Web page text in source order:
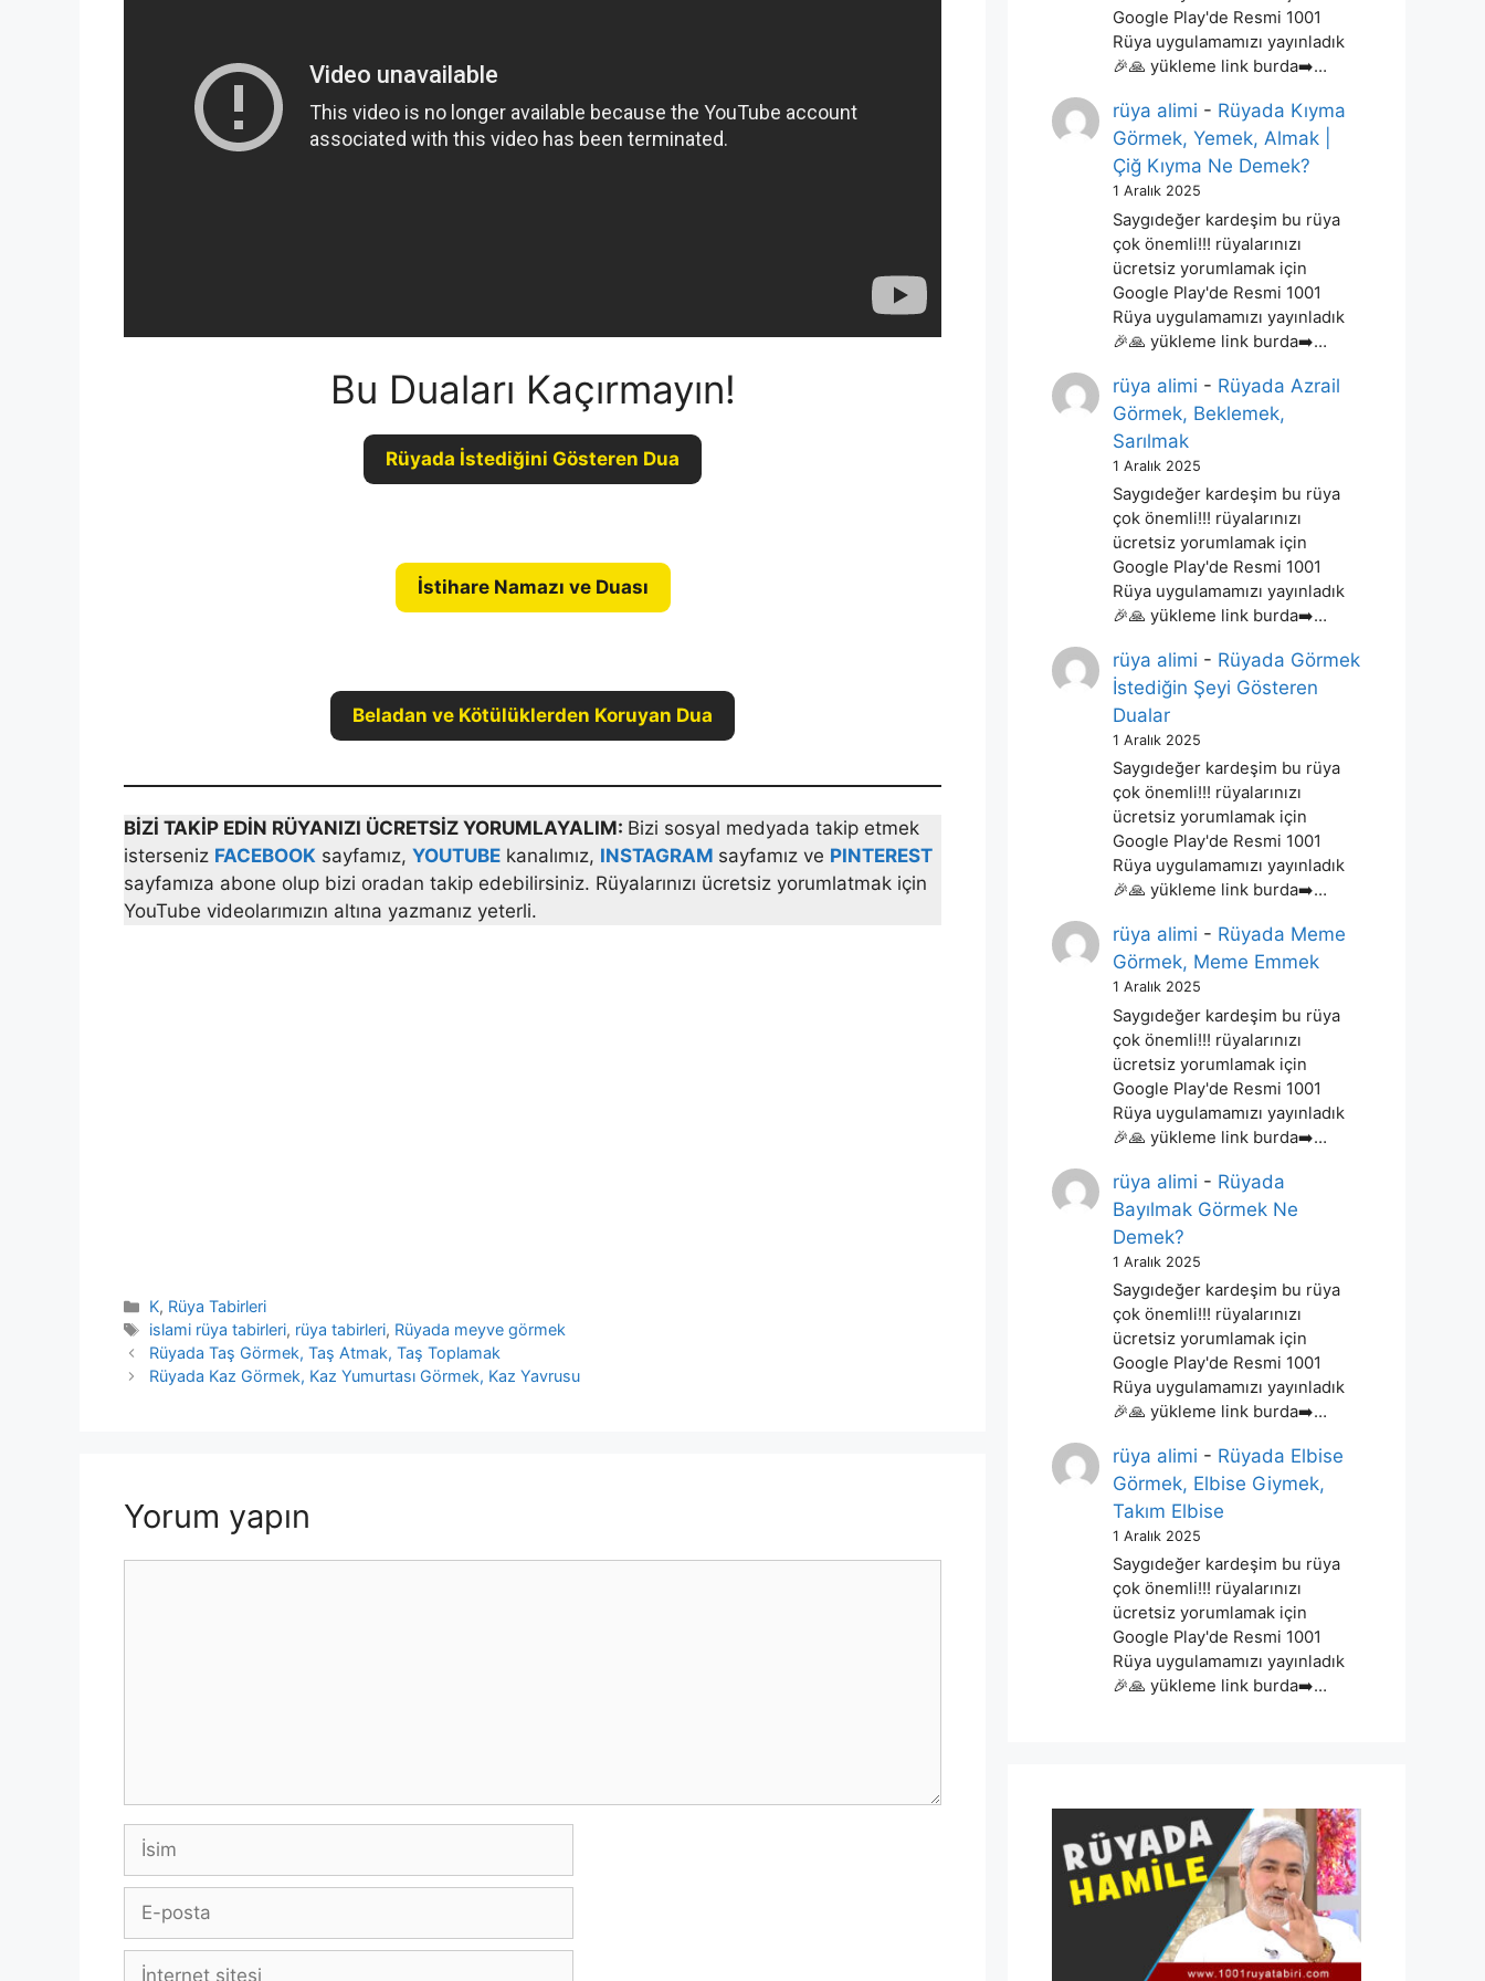
Bu Duaları Kaçırmayın!
Rüyada İstediğini Gösteren Dua
İstihare Namazı ve Duası
Beladan ve Kötülüklerden Koruyan Dua
BİZİ TAKİP EDİN RÜYANIZI ÜCRETSİZ YORUMLAYALIM: Bizi sosyal medyada takip etmek
isterseniz FACEBOOK sayfamız, YOUTUBE kanalımız, INSTAGRAM sayfamız ve PINTEREST
sayfamıza abone olup bizi oradan takip edebilirsiniz. Rüyalarınızı ücretsiz yorumlatmak için
YouTube videolarımızın altına yazmanız yeterli.
Kategoriler
K, Rüya Tabirleri
Etiketler
islami rüya tabirleri, rüya tabirleri, Rüyada meyve görmek
Rüyada Taş Görmek, Taş Atmak, Taş Toplamak
Rüyada Kaz Görmek, Kaz Yumurtası Görmek, Kaz Yavrusu
Yorum yapın
İsim
posta
İnternet
Google Play'de Resmi 1001
Rüya uygulamamızı yayınladık
🎉🙏 yükleme link burda➡️…
rüya alimi - Rüyada Kıyma
Görmek, Yemek, Almak |
Çiğ Kıyma Ne Demek?
1 Aralık 2025
Saygıdeğer kardeşim bu rüya
çok önemli!!! rüyalarınızı
ücretsiz yorumlamak için
Google Play'de Resmi 1001
Rüya uygulamamızı yayınladık
🎉🙏 yükleme link burda➡️…
rüya alimi - Rüyada Azrail
Görmek, Beklemek,
Sarılmak
1 Aralık 2025
Saygıdeğer kardeşim bu rüya
çok önemli!!! rüyalarınızı
ücretsiz yorumlamak için
Google Play'de Resmi 1001
Rüya uygulamamızı yayınladık
🎉🙏 yükleme link burda➡️…
rüya alimi - Rüyada Görmek
İstediğin Şeyi Gösteren
Dualar
1 Aralık 2025
Saygıdeğer kardeşim bu rüya
çok önemli!!! rüyalarınızı
ücretsiz yorumlamak için
Google Play'de Resmi 1001
Rüya uygulamamızı yayınladık
🎉🙏 yükleme link burda➡️…
rüya alimi - Rüyada Meme
Görmek, Meme Emmek
1 Aralık 2025
Saygıdeğer kardeşim bu rüya
çok önemli!!! rüyalarınızı
ücretsiz yorumlamak için
Google Play'de Resmi 1001
Rüya uygulamamızı yayınladık
🎉🙏 yükleme link burda➡️…
rüya alimi - Rüyada
Bayılmak Görmek Ne
Demek?
1 Aralık 2025
Saygıdeğer kardeşim bu rüya
çok önemli!!! rüyalarınızı
ücretsiz yorumlamak için
Google Play'de Resmi 1001
Rüya uygulamamızı yayınladık
🎉🙏 yükleme link burda➡️…
rüya alimi - Rüyada Elbise
Görmek, Elbise Giymek,
Takım Elbise
1 Aralık 2025
Saygıdeğer kardeşim bu rüya
çok önemli!!! rüyalarınızı
ücretsiz yorumlamak için
Google Play'de Resmi 1001
Rüya uygulamamızı yayınladık
🎉🙏 yükleme link burda➡️…